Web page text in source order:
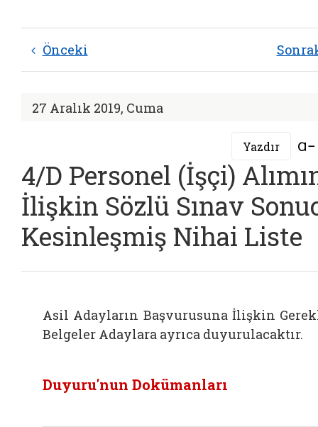
Önceki
27 Aralık 2019, Cuma
Yazdır
4/D Personel (İşçi)
İlişkin Sözlü Sınav
Kesinleşmiş Nihai Liste
Asil Adayların Başvurusuna İlişkin
Belgeler Adaylara ayrıca duyurulacaktır.
Duyuru'nun Dokümanları